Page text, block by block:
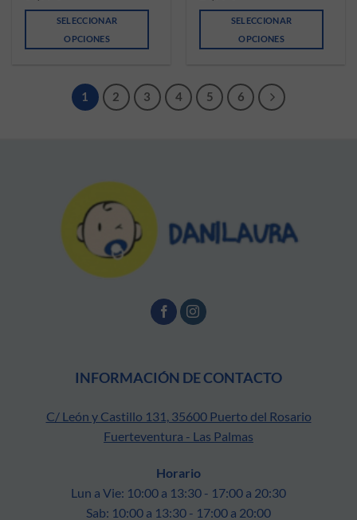
SELECCIONAR
OPCIONES
SELECCIONAR
OPCIONES
1 2 3 4 5 6
INFORMACIÓN DE CONTACTO
C/ León y Castillo 131, 35600 Puerto del Rosario
Fuerteventura - Las Palmas
Horario
Lun a Vie: 10:00 a 13:30 - 17:00 a 20:30
Sab: 10:00 a 13:30 - 17:00 a 20:00